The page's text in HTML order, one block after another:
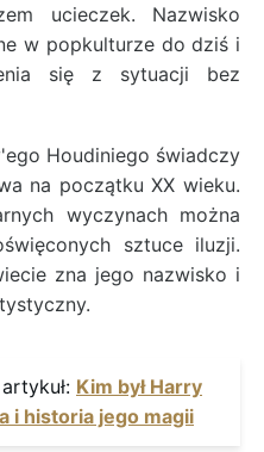
ucieczek. Nazwisko
w popkulturze do dziś i
się z sytuacji bez
Houdiniego świadczy
na początku XX wieku.
wyczynach można
sztuce iluzji.
zna jego nazwisko i
Kim był Harry
i historia jego magii